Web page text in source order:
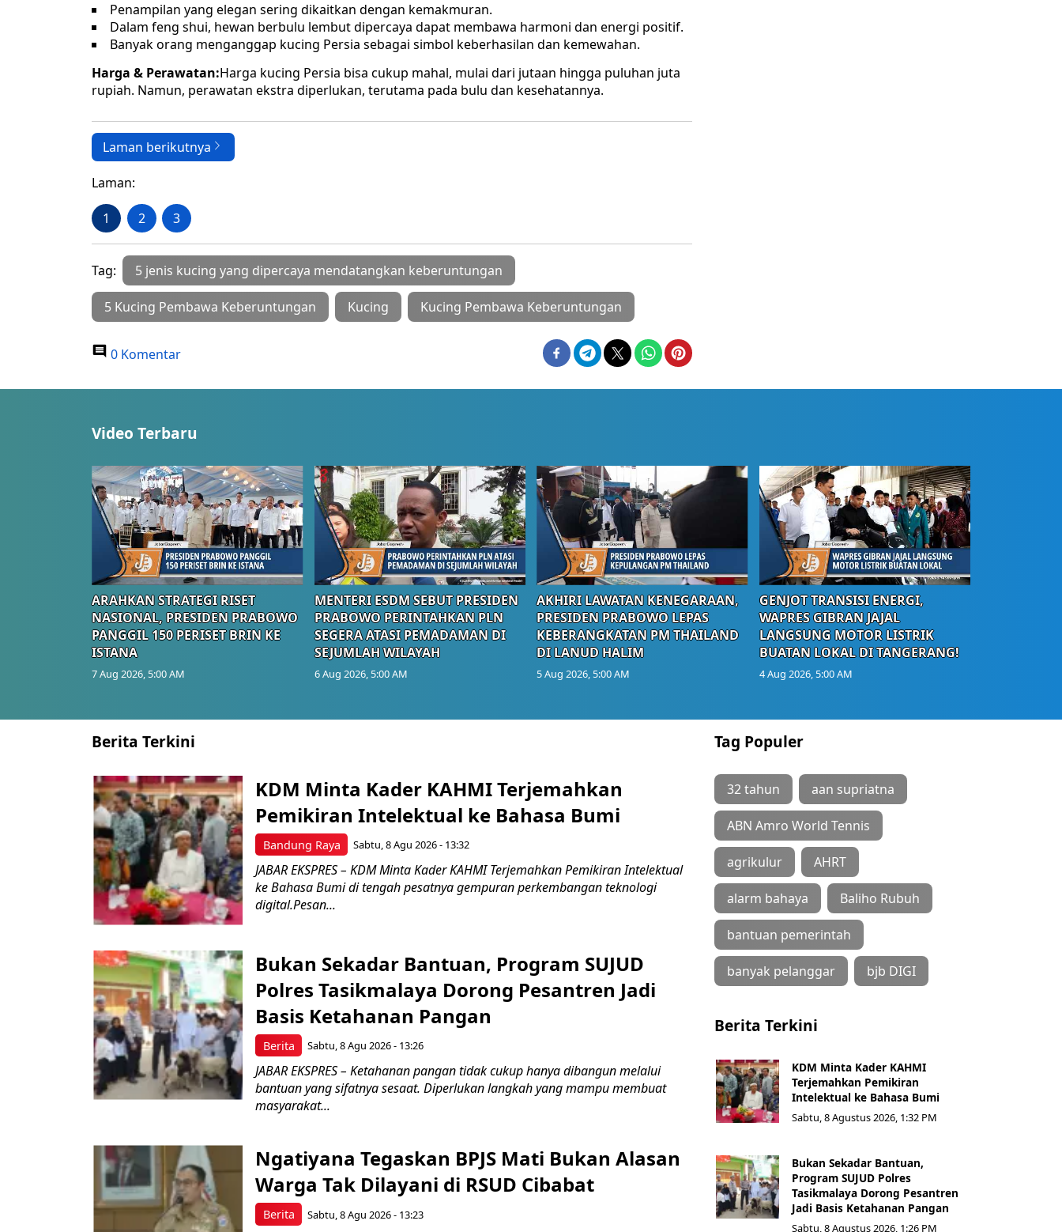
Penampilan yang elegan sering dikaitkan dengan kemakmuran.
Dalam feng shui, hewan berbulu lembut dipercaya dapat membawa harmoni dan energi positif.
Banyak orang menganggap kucing Persia sebagai simbol keberhasilan dan kemewahan.
Harga & Perawatan:Harga kucing Persia bisa cukup mahal, mulai dari jutaan hingga puluhan juta
rupiah. Namun, perawatan ekstra diperlukan, terutama pada bulu dan kesehatannya.
Laman berikutnya
Laman:
1 2 3
Tag: 5 jenis kucing yang dipercaya mendatangkan keberuntungan
5 Kucing Pembawa Keberuntungan Kucing Kucing Pembawa Keberuntungan
0 Komentar
Video Terbaru
ARAHKAN STRATEGI RISET
NASIONAL, PRESIDEN PRABOWO
PANGGIL 150 PERISET BRIN KE
ISTANA
7 Aug 2026, 5:00 AM
MENTERI ESDM SEBUT PRESIDEN
PRABOWO PERINTAHKAN PLN
SEGERA ATASI PEMADAMAN DI
SEJUMLAH WILAYAH
6 Aug 2026, 5:00 AM
AKHIRI LAWATAN KENEGARAAN,
PRESIDEN PRABOWO LEPAS
KEBERANGKATAN PM THAILAND
DI LANUD HALIM
5 Aug 2026, 5:00 AM
GENJOT TRANSISI ENERGI,
WAPRES GIBRAN JAJAL
LANGSUNG MOTOR LISTRIK
BUATAN LOKAL DI TANGERANG!
4 Aug 2026, 5:00 AM
Berita Terkini
Bandung Raya
KDM Minta Kader KAHMI Terjemahkan
Pemikiran Intelektual ke Bahasa Bumi
Sabtu, 8 Agu 2026 - 13:32
JABAR EKSPRES – KDM Minta Kader KAHMI Terjemahkan Pemikiran Intelektual
ke Bahasa Bumi di tengah pesatnya gempuran perkembangan teknologi
digital.Pesan...
Berita
Bukan Sekadar Bantuan, Program SUJUD
Polres Tasikmalaya Dorong Pesantren Jadi
Basis Ketahanan Pangan
Sabtu, 8 Agu 2026 - 13:26
JABAR EKSPRES – Ketahanan pangan tidak cukup hanya dibangun melalui
bantuan yang sifatnya sesaat. Diperlukan langkah yang mampu membuat
masyarakat...
Berita
Ngatiyana Tegaskan BPJS Mati Bukan Alasan
Warga Tak Dilayani di RSUD Cibabat
Sabtu, 8 Agu 2026 - 13:23
Tag Populer
32 tahun aan supriatna
ABN Amro World Tennis
agrikulur AHRT
alarm bahaya Baliho Rubuh
bantuan pemerintah
banyak pelanggar bjb DIGI
Berita Terkini
KDM Minta Kader KAHMI
Terjemahkan Pemikiran
Intelektual ke Bahasa Bumi
Sabtu, 8 Agustus 2026, 1:32 PM
Bukan Sekadar Bantuan,
Program SUJUD Polres
Tasikmalaya Dorong Pesantren
Jadi Basis Ketahanan Pangan
Sabtu, 8 Agustus 2026, 1:26 PM